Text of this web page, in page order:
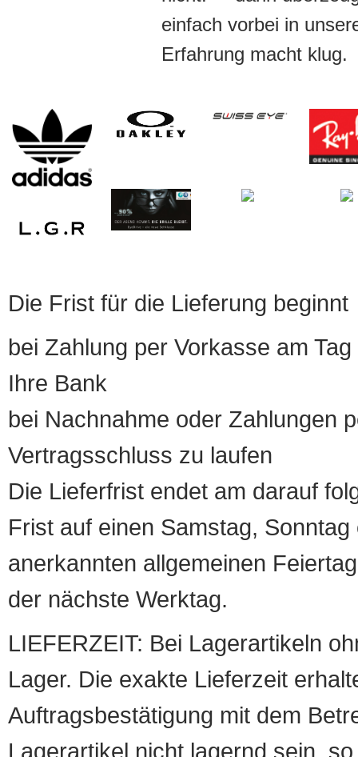
einfach vorbei in
Erfahrung macht klug.
Die Frist für die Lieferung beginnt
bei Zahlung per Vorkasse am
Ihre Bank
bei Nachnahme oder Zahlungen
Vertragsschluss zu laufen
Die Lieferfrist endet am darauf
Frist auf einen Samstag,
anerkannten allgemeinen
der nächste Werktag.
LIEFERZEIT: Bei Lagerartikeln
Lager. Die exakte Lieferzeit
Auftragsbestätigung mit dem
Lagerartikel nicht lagernd sein,